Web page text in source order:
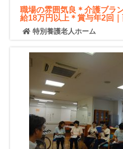
職場の雰囲気良＊介護ブラ
給18万円以上＊賞与年2回
特別養護老人ホーム